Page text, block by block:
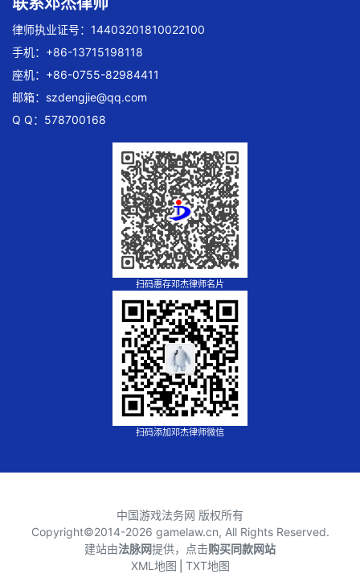
律师执业证号：14403201810022100
手机：+86-13715198118
座机：+86-0755-82984411
邮箱： szdengjie@qq.com
Q Q：578700168
扫码惠存邓杰律师名片
扫码添加邓杰律师微信
中国游戏法务网 版权所有
Copyright©2014-2026 gamelaw.cn, All Rights Reserved.
建站由法脉网提供，点击购买同款网站
XML地图 TXT地图